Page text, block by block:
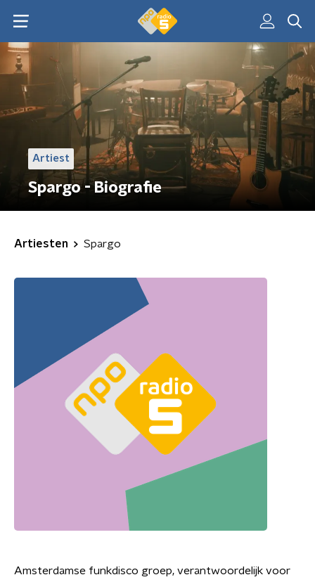
Artiest
Spargo - Biografie
Artiesten Spargo
Amsterdamse funkdisco groep, verantwoordelijk voor